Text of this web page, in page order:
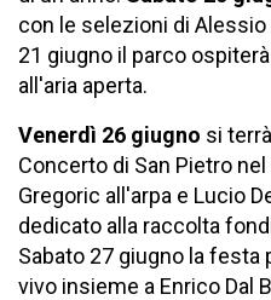
con le selezioni di
21 giugno il parco
all'aria aperta.
Venerdì 26 giugno si
Concerto di San Pietro
Gregoric all'arpa e Lucio
dedicato alla raccolta
Sabato 27 giugno la
vivo insieme a Enrico Dal